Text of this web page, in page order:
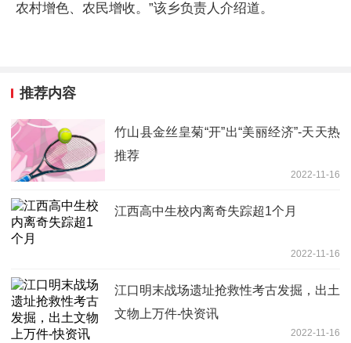
农村增色、农民增收。”该乡负责人介绍道。
推荐内容
竹山县金丝皇菊“开”出“美丽经济”-天天热
推荐
2022-11-16
江西高中生校内离奇失踪超1个月
2022-11-16
江口明末战场遗址抢救性考古发掘，出土
文物上万件-快资讯
2022-11-16